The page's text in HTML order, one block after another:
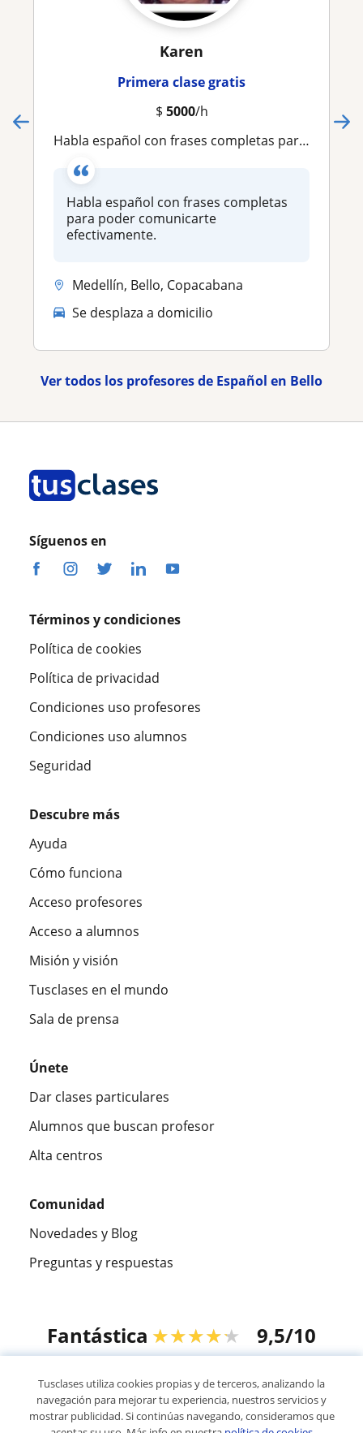
Karen
Primera clase gratis
$ 5000/h
Habla español con frases completas para poder comunicarte efectivamente
Habla español con frases completas
para poder comunicarte
efectivamente.
Medellín, Bello, Copacabana
Se desplaza a domicilio
Ver todos los profesores de Español en Bello
Síguenos en
Términos y condiciones
Política de cookies
Política de privacidad
Condiciones uso profesores
Condiciones uso alumnos
Seguridad
Descubre más
Ayuda
Cómo funciona
Acceso profesores
Acceso a alumnos
Misión y visión
Tusclases en el mundo
Sala de prensa
Únete
Dar clases particulares
Alumnos que buscan profesor
Alta centros
Comunidad
Novedades y Blog
Preguntas y respuestas
Fantástica ★★★★★ 9,5/10
© 2007 - 2026 Tusclases.co
Tusclases utiliza cookies propias y de terceros, analizando la
navegación para mejorar tu experiencia, nuestros servicios y
mostrar publicidad. Si continúas navegando, consideramos que